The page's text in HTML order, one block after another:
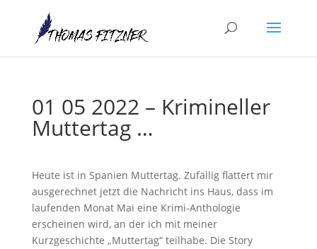
01 05 2022 – Krimineller
Muttertag …
Heute ist in Spanien Muttertag. Zufällig flattert mir
ausgerechnet jetzt die Nachricht ins Haus, dass im
laufenden Monat Mai eine Krimi-Anthologie
erscheinen wird, an der ich mit meiner
Kurzgeschichte „Muttertag“ teilhabe. Die Story